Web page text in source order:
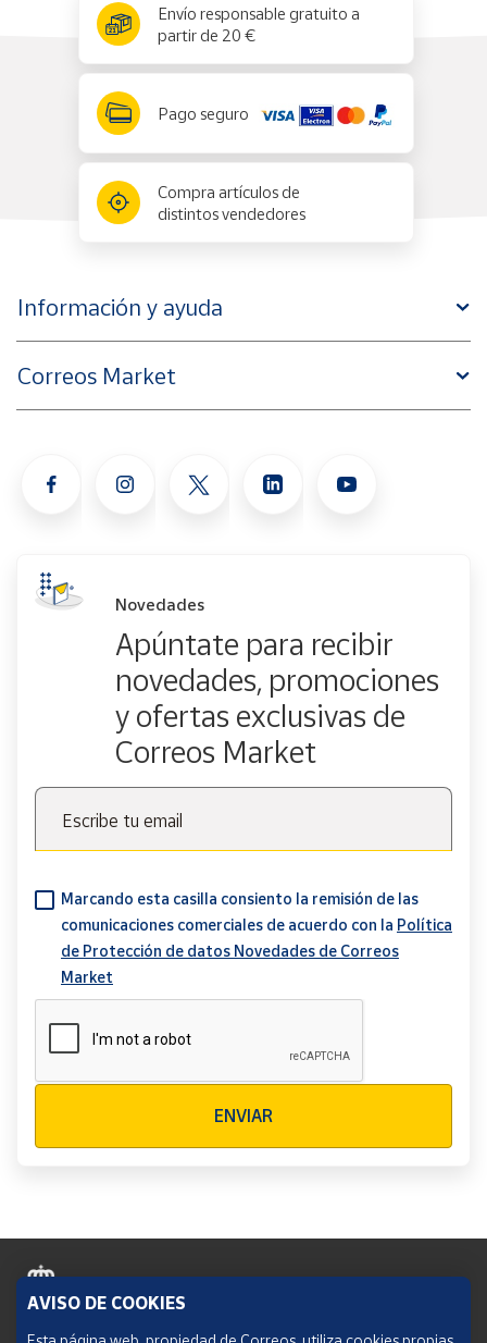
Envío responsable gratuito a
partir de 20 €
Pago seguro
Compra artículos de
distintos vendedores
Información y ayuda
Correos Market
Novedades
Apúntate para recibir
novedades, promociones
y ofertas exclusivas de
Correos Market
Escribe tu email
Marcando esta casilla consiento la remisión de las
comunicaciones comerciales de acuerdo con la Política
de Protección de datos Novedades de Correos
Market
ENVIAR
Política de cookies
AVISO DE COOKIES